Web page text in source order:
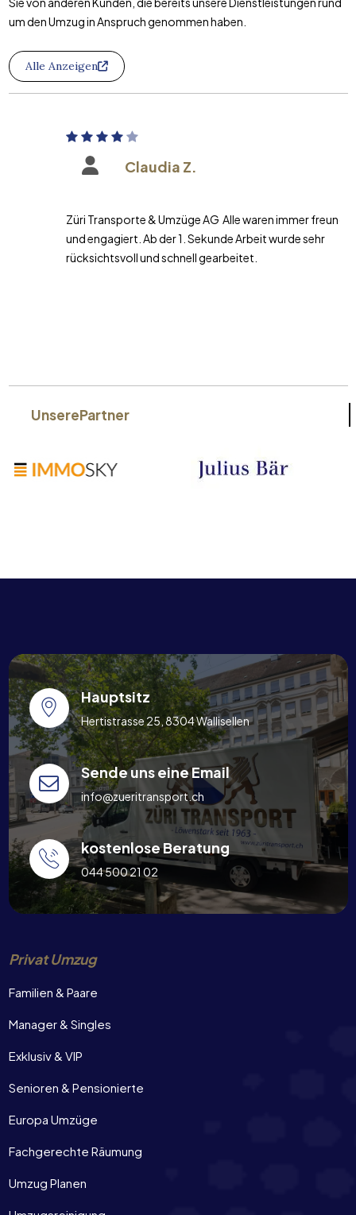
um den Umzug in Anspruch genommen haben.
Alle Anzeigen
Claudia Z.
Züri Transporte & Umzüge AG Alle waren immer freundlich
und engagiert. Ab der 1. Sekunde Arbeit wurde sehr
rücksichtsvoll und schnell gearbeitet.
UnserePartner
Hauptsitz
Hertistrasse 25, 8304 Wallisellen
Sende uns eine Email
info@zueritransport.ch
kostenlose Beratung
044 500 21 02
Privat Umzug
Familien & Paare
Manager & Singles
Exklusiv & VIP
Senioren & Pensionierte
Europa Umzüge
Fachgerechte Räumung
Umzug Planen